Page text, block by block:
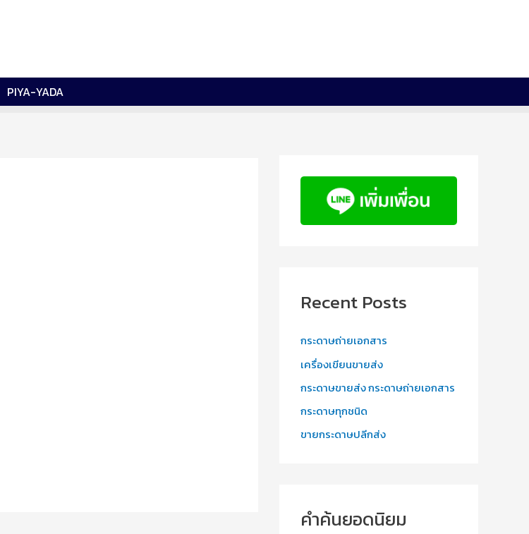
PIYA-YADA
Recent Posts
กระดาษถ่ายเอกสาร
เครื่องเขียนขายส่ง
กระดาษขายส่ง กระดาษถ่ายเอกสาร
กระดาษทุกชนิด
ขายกระดาษปลีกส่ง
คำค้นยอดนิยม